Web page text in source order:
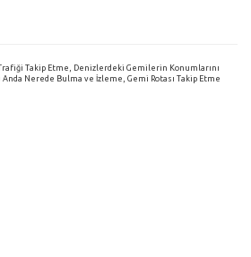
Takip Etme, Denizlerdeki Gemilerin Konumlarını
Nerede Bulma ve İzleme, Gemi Rotası Takip Etme